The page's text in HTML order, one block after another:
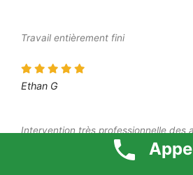
Travail entièrement fini
Ethan G
Intervention très professionnelle des
respecté, à recommander